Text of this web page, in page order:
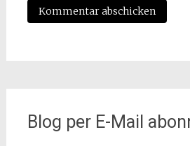
Blog per E-Mail